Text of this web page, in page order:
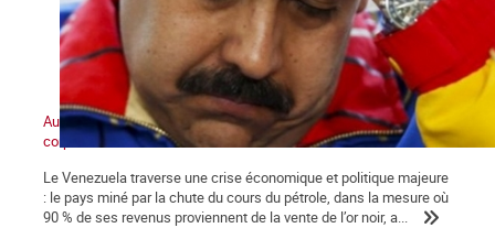
Au cœur du marasme, un pôle anticapitaliste de masse prend
corps
Le Venezuela traverse une crise économique et politique majeure
: le pays miné par la chute du cours du pétrole, dans la mesure où
90 % de ses revenus proviennent de la vente de l’or noir, a...